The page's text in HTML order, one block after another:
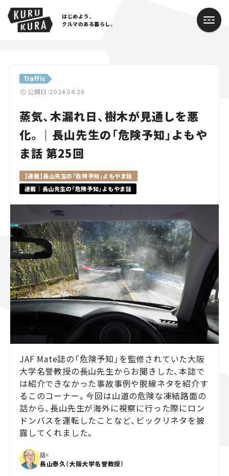
はじめよう、
クルマのある暮らし。
Traffic
公開日：2024.04.26
蒸気、木漏れ日、樹木が見通しを悪
化。｜長山先生の「危険予知」よもや
ま話 第25回
【連載】長山先生の「危険予知」よもやま話
連載｜長山先生の「危険予知」よもやま話
JAF Mate誌の「危険予知」を監修されていた大阪
大学名誉教授の長山先生からお聞きした、本誌で
は紹介できなかった事故事例や脱線ネタを紹介す
るこのコーナー。今回は山道の危険な凍結路面の
話から、長山先生が海外に視察に行った際にロン
ドンバスを運転したことなど、ビックリネタを披
露してくれました。
話=
長山泰久（大阪大学名誉教授）
Cars
Lifestyle
Traffic
Special
Series
Campaign
人気のハッシュタグ
スズキ ジムニー｜Suzuki Jimny
スズキ｜Suzuki
マツダ｜Mazda
マツダ ロードスター｜Mazda Roadster